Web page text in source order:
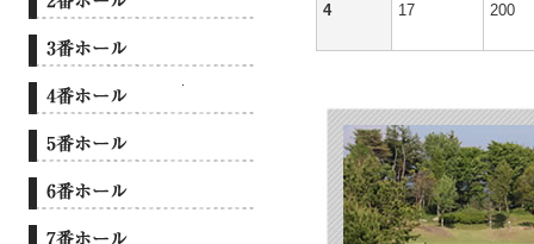
4
17 200